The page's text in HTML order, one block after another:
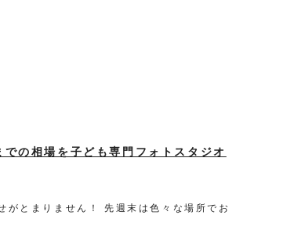
の相場を子ども専門フォトスタジオ
とまりません！ 先週末は色々な場所でお